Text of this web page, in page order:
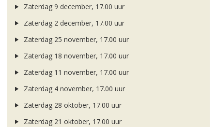
Zaterdag 9 december, 17.00 uur
Zaterdag 2 december, 17.00 uur
Zaterdag 25 november, 17.00 uur
Zaterdag 18 november, 17.00 uur
Zaterdag 11 november, 17.00 uur
Zaterdag 4 november, 17.00 uur
Zaterdag 28 oktober, 17.00 uur
Zaterdag 21 oktober, 17.00 uur